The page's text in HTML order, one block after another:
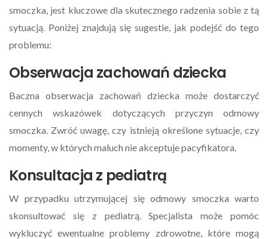
smoczka, jest kluczowe dla skutecznego radzenia sobie z tą
sytuacją. Poniżej znajdują się sugestie, jak podejść do tego
problemu:
Obserwacja zachowań dziecka
Baczna obserwacja zachowań dziecka może dostarczyć
cennych wskazówek dotyczących przyczyn odmowy
smoczka. Zwróć uwagę, czy istnieją określone sytuacje, czy
momenty, w których maluch nie akceptuje pacyfikatora.
Konsultacja z pediatrą
W przypadku utrzymującej się odmowy smoczka warto
skonsultować się z pediatrą. Specjalista może pomóc
wykluczyć ewentualne problemy zdrowotne, które mogą